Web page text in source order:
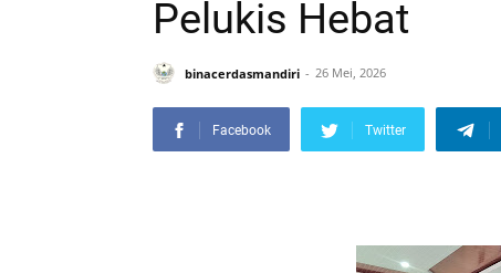
Pelukis Hebat
binacerdasmandiri 26 Mei, 2026
Facebook Twitter